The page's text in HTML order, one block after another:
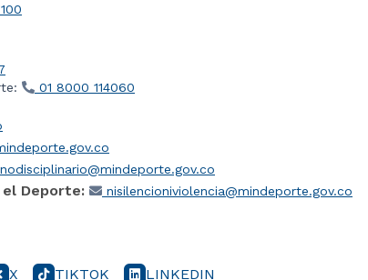
01 8000 114060
el Deporte: nisilencioniviolencia@mindeporte.gov.co
X TIKTOK LINKEDIN